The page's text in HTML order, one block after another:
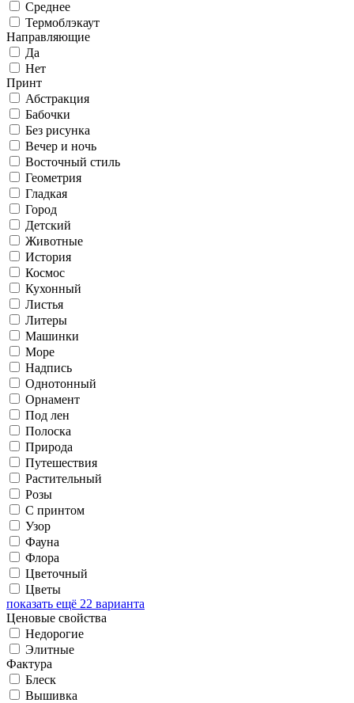
Среднее
Термоблэкаут
Направляющие
Да
Нет
Принт
Абстракция
Бабочки
Без рисунка
Вечер и ночь
Восточный стиль
Геометрия
Гладкая
Город
Детский
Животные
История
Космос
Кухонный
Листья
Литеры
Машинки
Море
Надпись
Однотонный
Орнамент
Под лен
Полоска
Природа
Путешествия
Растительный
Розы
С принтом
Узор
Фауна
Флора
Цветочный
Цветы
показать ещё 22 варианта
Ценовые свойства
Недорогие
Элитные
Фактура
Блеск
Вышивка